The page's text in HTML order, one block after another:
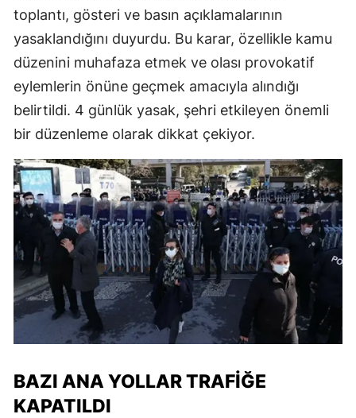
toplantı, gösteri ve basın açıklamalarının
yasaklandığını duyurdu. Bu karar, özellikle kamu
düzenini muhafaza etmek ve olası provokatif
eylemlerin önüne geçmek amacıyla alındığı
belirtildi. 4 günlük yasak, şehri etkileyen önemli
bir düzenleme olarak dikkat çekiyor.
BAZI ANA YOLLAR TRAFIĞE
KAPATILDI